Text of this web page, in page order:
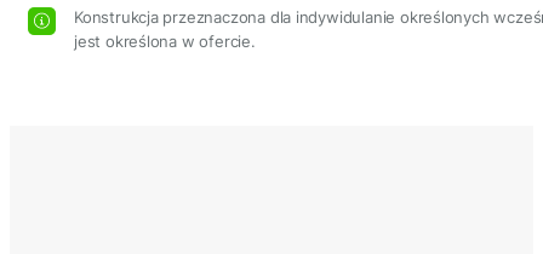
Konstrukcja przeznaczona dla indywidulanie określonych
jest określona w ofercie.